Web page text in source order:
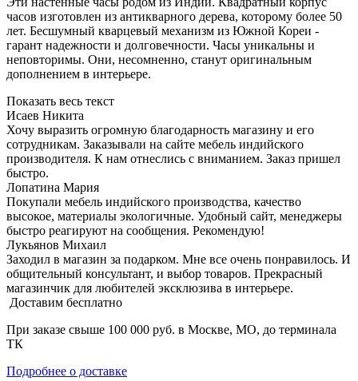
часов изготовлен из антикварного дерева, которому более 50
лет. Бесшумный кварцевый механизм из Южной Кореи -
гарант надежности и долговечности. Часы уникальны и
неповторимы. Они, несомненно, станут оригинальным
дополнением в интерьере.
Показать весь текст
Исаев Никита
Хочу выразить огромную благодарность магазину и его
сотрудникам. Заказывали на сайте мебель индийского
производителя. К нам отнеслись с вниманием. Заказ пришел
быстро.
Лопатина Мария
Покупали мебель индийского производства, качество
высокое, материалы экологичные. Удобный сайт, менеджеры
быстро реагируют на сообщения. Рекомендую!
Лукьянов Михаил
Заходил в магазин за подарком. Мне все очень понравилось. И
общительный консультант, и выбор товаров. Прекрасный
магазинчик для любителей эксклюзива в интерьере.
Доставим бесплатно
При заказе свыше 100 000 руб. в Москве, МО, до терминала
ТК
Подробнее о доставке